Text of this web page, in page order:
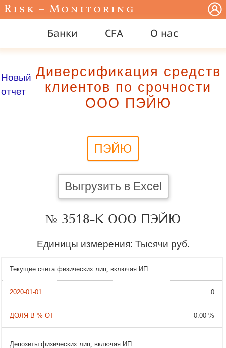
Risk – Monitoring
Банки CFA О нас
Новый
отчет
Диверсификация средств
клиентов по срочности
ООО ПЭЙЮ
ПЭЙЮ
Выгрузить в Excel
№ 3518-К ООО ПЭЙЮ
Единицы измерения: Тысячи руб.
Текущие счета физических лиц, включая ИП
0
0.00 %
Депозиты физических лиц, включая ИП